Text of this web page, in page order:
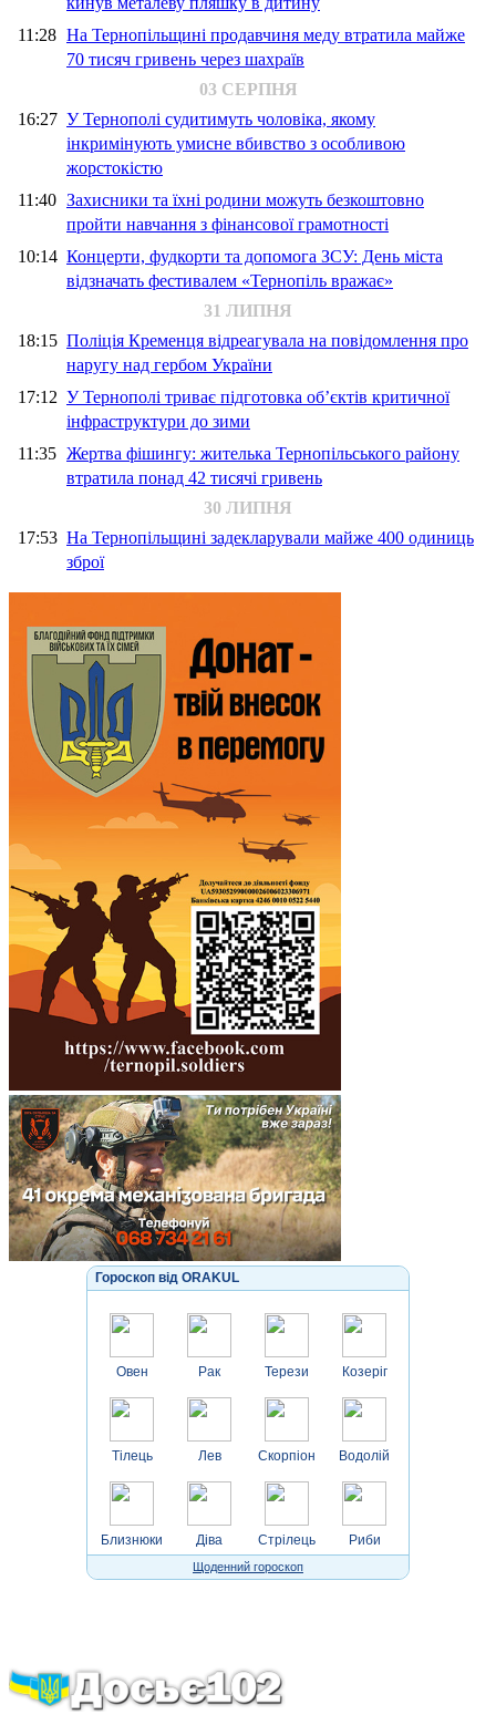
11:28 На Тернопільщині продавчиня меду втратила майже
70 тисяч гривень через шахраїв
03 СЕРПНЯ
16:27 У Тернополі судитимуть чоловіка, якому
інкримінують умисне вбивство з особливою
жорстокістю
11:40 Захисники та їхні родини можуть безкоштовно
пройти навчання з фінансової грамотності
10:14 Концерти, фудкорти та допомога ЗСУ: День міста
відзначать фестивалем «Тернопіль вражає»
31 ЛИПНЯ
18:15 Поліція Кременця відреагувала на повідомлення про
наругу над гербом України
17:12 У Тернополі триває підготовка об’єктів критичної
інфраструктури до зими
11:35 Жертва фішингу: жителька Тернопільського району
втратила понад 42 тисячі гривень
30 ЛИПНЯ
17:53 На Тернопільщині задекларували майже 400 одиниць
зброї
Гороскоп від ORAKUL
Овен
Тілець
Близнюки
Рак
Лев
Діва
Терези
Скорпіон
Стрілець
Козеріг
Водолій
Риби
Щоденний гороскоп